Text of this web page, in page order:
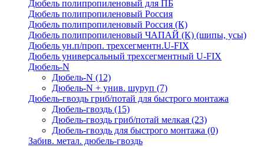
Дюбель полипропиленовый для ПБ
Дюбель полипропиленовый Россия
Дюбель полипропиленовый Россия (К)
Дюбель полипропиленовый ЧАПАЙ (К) (шипы, усы)
Дюбель ун.п/проп. трехсегментн.U-FIX
Дюбель универсальный трехсегментный U-FIX
Дюбель-N
Дюбель-N (12)
Дюбель-N + унив. шуруп (7)
Дюбель-гвоздь гриб/потай для быстрого монтажа
Дюбель-гвоздь (15)
Дюбель-гвоздь гриб/потай мелкая (23)
Дюбель-гвоздь для быстрого монтажа (0)
Забив. метал. дюбель-гвоздь